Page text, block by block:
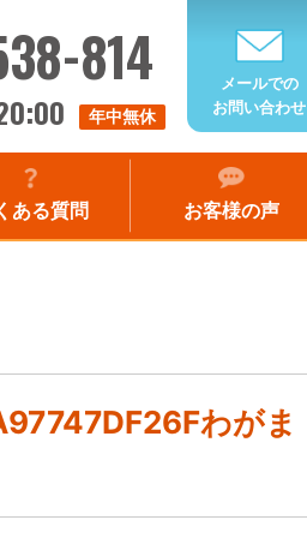
814
年中無休
メールでの
お問い合わせ
ある質問 お客様の声
わがま